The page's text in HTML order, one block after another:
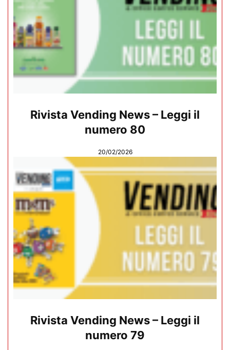
Rivista Vending News – Leggi il
numero 80
20/02/2026
Rivista Vending News – Leggi il
numero 79